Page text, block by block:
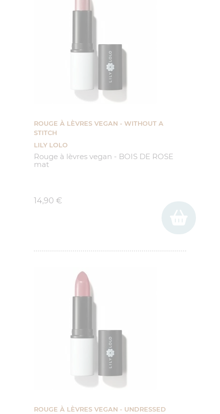
(1 avis)
ROUGE À LÈVRES VEGAN - WITHOUT A
STITCH
LILY LOLO
Rouge à lèvres vegan - BOIS DE ROSE
mat
14,90 €
ROUGE À LÈVRES VEGAN - UNDRESSED